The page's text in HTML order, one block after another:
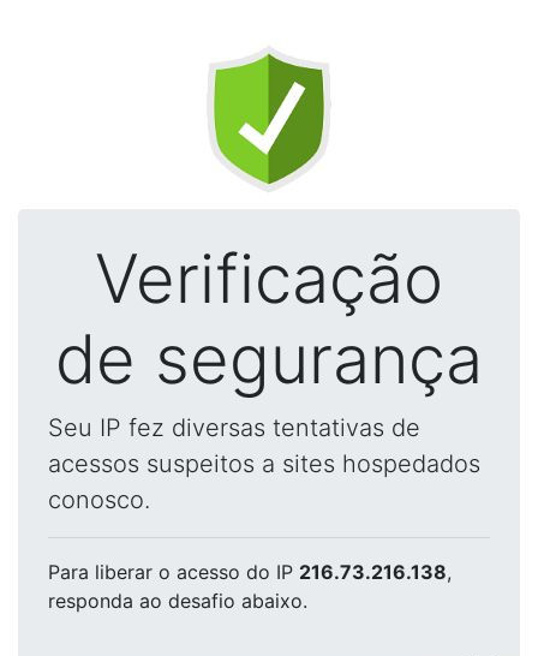
Verificação
de segurança
Seu IP fez diversas tentativas de
acessos suspeitos a sites hospedados
conosco.
Para liberar o acesso do IP 216.73.216.138,
responda ao desafio abaixo.